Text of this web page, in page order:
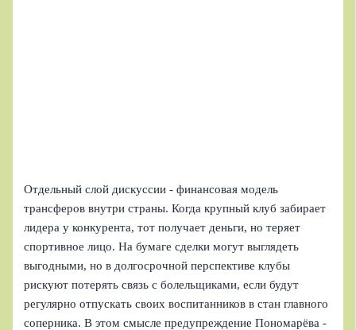
Отдельный слой дискуссии - финансовая модель
трансферов внутри страны. Когда крупный клуб забирает
лидера у конкурента, тот получает деньги, но теряет
спортивное лицо. На бумаге сделки могут выглядеть
выгодными, но в долгосрочной перспективе клубы
рискуют потерять связь с болельщиками, если будут
регулярно отпускать своих воспитанников в стан главного
соперника. В этом смысле предупреждение Пономарёва -